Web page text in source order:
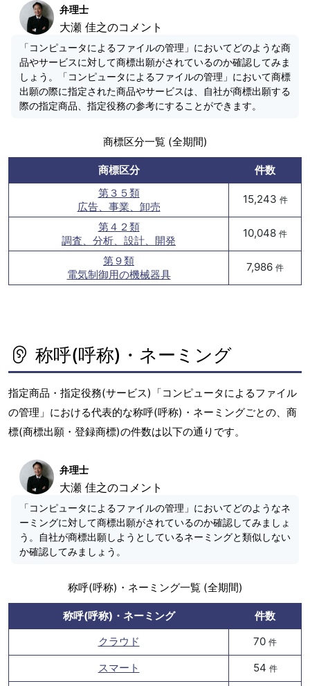
弁理士
大瀬 佳之のコメント
「コンピュータによるファイルの管理」においてどのような商
品やサービスに対して商標出願がされているのか確認してみま
しょう。「コンピュータによるファイルの管理」において商標
出願の際に指定された商品やサービスは、自社が商標出願する
際の指定商品、指定役務の参考にすることができます。
商標区分一覧 (全期間)
商標区分
件数
第３５類
広告、事業、卸売
15,243 件
第４２類
調査、分析、設計、開発
10,048 件
第９類
電気制御用の機械器具
7,986 件
称呼(呼称)・ネーミング
指定商品・指定役務(サービス)「コンピュータによるファイル
の管理」における代表的な称呼(呼称)・ネーミングごとの、商
標(商標出願・登録商標)の件数は以下の通りです。
弁理士
大瀬 佳之のコメント
「コンピュータによるファイルの管理」においてどのようなネ
ーミングに対して商標出願がされているのか確認してみましょ
う。自社が商標出願しようとしているネーミングと類似しない
か確認してみましょう。
称呼(呼称)・ネーミング一覧 (全期間)
称呼(呼称)・ネーミング
件数
クラウド
70 件
スマート 54 件